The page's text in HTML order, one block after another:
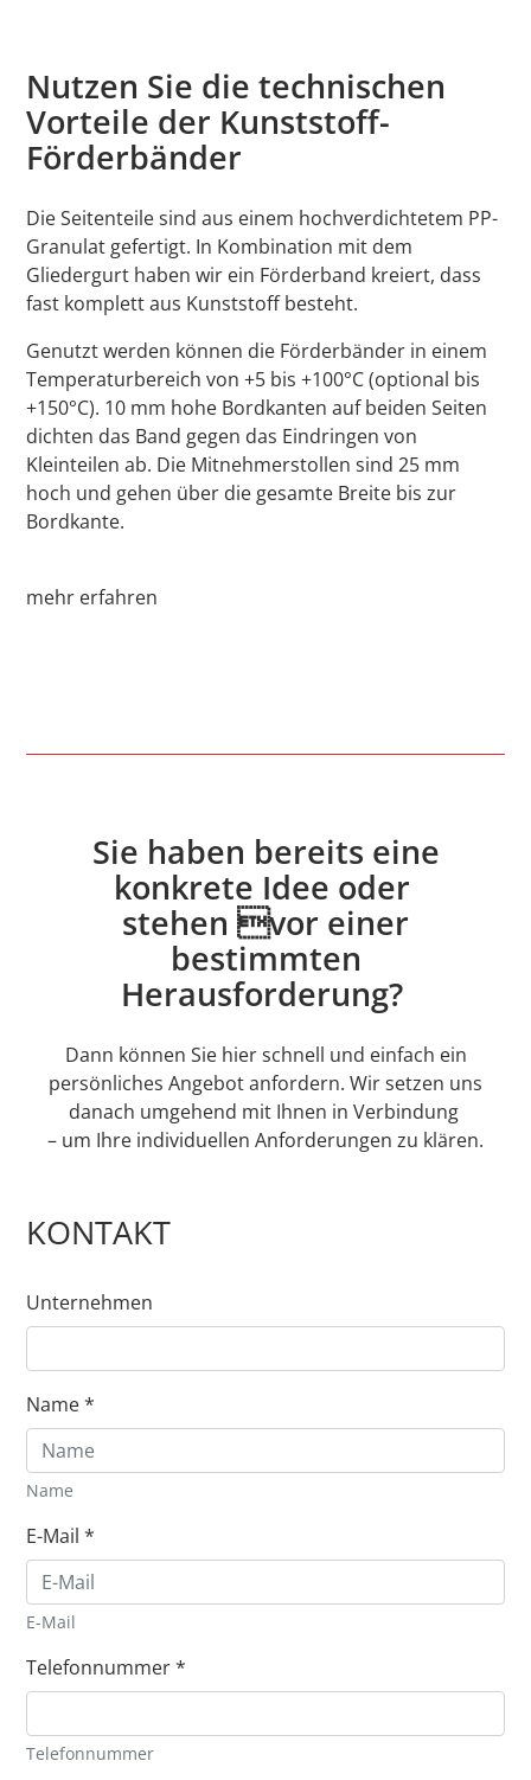
Nutzen Sie die technischen
Vorteile der Kunststoff-
Förderbänder
Die Seitenteile sind aus einem hochverdichtetem PP-
Granulat gefertigt. In Kombination mit dem
Gliedergurt haben wir ein Förderband kreiert, dass
fast komplett aus Kunststoff besteht.
Genutzt werden können die Förderbänder in einem
Temperaturbereich von +5 bis +100°C (optional bis
+150°C). 10 mm hohe Bordkanten auf beiden Seiten
dichten das Band gegen das Eindringen von
Kleinteilen ab. Die Mitnehmerstollen sind 25 mm
hoch und gehen über die gesamte Breite bis zur
Bordkante.
mehr erfahren
Sie haben bereits eine
konkrete Idee oder
stehen vor einer
bestimmten
Herausforderung?
Dann können Sie hier schnell und einfach ein
persönliches Angebot anfordern. Wir setzen uns
danach umgehend mit Ihnen in Verbindung
– um Ihre individuellen Anforderungen zu klären.
KONTAKT
Unternehmen
Name*
Name
E-Mail*
E-Mail
Telefonnummer*
Telefonnummer